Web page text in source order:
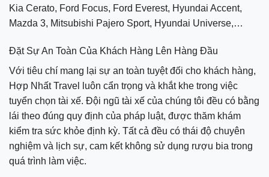
Kia Cerato, Ford Focus, Ford Everest, Hyundai Accent,
Mazda 3, Mitsubishi Pajero Sport, Hyundai Universe,…
Đặt Sự An Toàn Của Khách Hàng Lên Hàng Đầu
Với tiêu chí mang lại sự an toàn tuyệt đối cho khách hàng,
Hợp Nhất Travel luôn cẩn trọng và khắt khe trong việc
tuyển chọn tài xế. Đội ngũ tài xế của chúng tôi đều có bằng
lái theo đúng quy định của pháp luật, được thăm khám
kiểm tra sức khỏe định kỳ. Tất cả đều có thái độ chuyên
nghiệm và lịch sự, cam kết không sử dụng rượu bia trong
quá trình làm việc.